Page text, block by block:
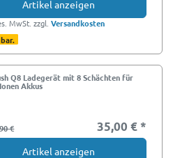
Artikel anzeigen
MwSt. zzgl.Versandkosten
Q8 Ladegerät mit 8 Schächten für
Akkus
€ 35,00 € *
Artikel anzeigen